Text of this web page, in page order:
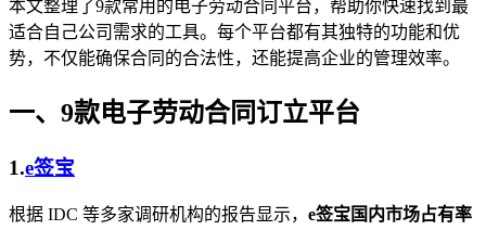
本文整理了9款常用的电子劳动合同平台，帮助你快速找到最
适合自己公司需求的工具。每个平台都有其独特的功能和优
势，不仅能确保合同的合法性，还能提高企业的管理效率。
一、9款电子劳动合同订立平台
1.e签宝
根据 IDC 等多家调研机构的报告显示， e签宝国内市场占有率